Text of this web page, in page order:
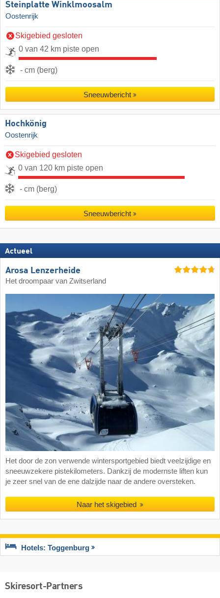
Steinplatte Winklmoosalm
Oostenrijk
Skigebied gesloten
0 van 42 km piste open
- cm (berg)
Sneeuwbericht
Hochkönig
Oostenrijk
Skigebied gesloten
0 van 120 km piste open
- cm (berg)
Sneeuwbericht
Actueel
Arosa Lenzerheide
Het droompaar van Zwitserland
Het door de zon verwende wintersportgebied biedt veelzijdige en
sneeuwzekere pistekilometers. Dankzij de modernste liften kun
je zeer snel van de ene dalzijde naar de andere oversteken.
Naar het skigebied
Hotels: Toggenburg
Skiresort-Partners